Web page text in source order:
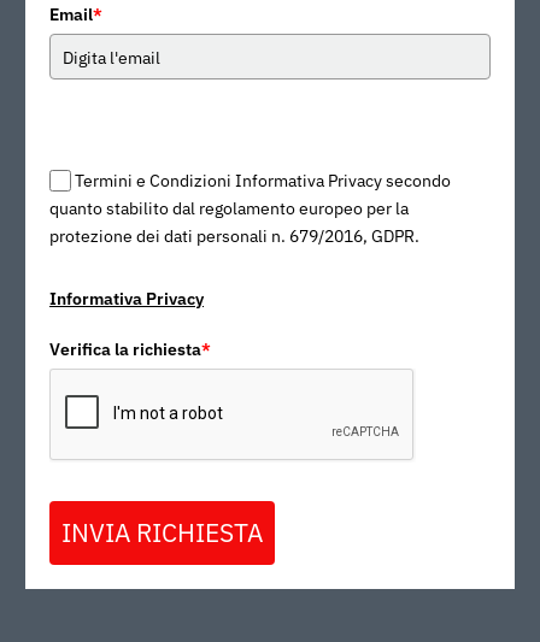
Email*
Termini e Condizioni Informativa Privacy secondo
quanto stabilito dal regolamento europeo per la
protezione dei dati personali n. 679/2016, GDPR.
Informativa Privacy
Verifica la richiesta*
INVIA RICHIESTA